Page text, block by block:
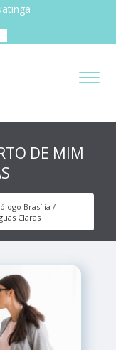
DE MIM
Brasília
Claras